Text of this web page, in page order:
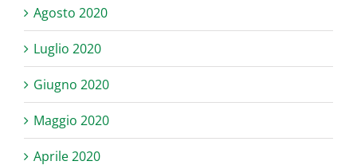
Agosto 2020
Luglio 2020
Giugno 2020
Maggio 2020
Aprile 2020